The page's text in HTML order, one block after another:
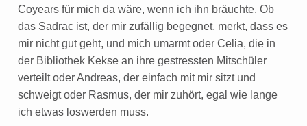
Coyears für mich da wäre, wenn ich ihn bräuchte. Ob
das Sadrac ist, der mir zufällig begegnet, merkt, dass es
mir nicht gut geht, und mich umarmt oder Celia, die in
der Bibliothek Kekse an ihre gestressten Mitschüler
verteilt oder Andreas, der einfach mit mir sitzt und
schweigt oder Rasmus, der mir zuhört, egal wie lange
ich etwas loswerden muss.